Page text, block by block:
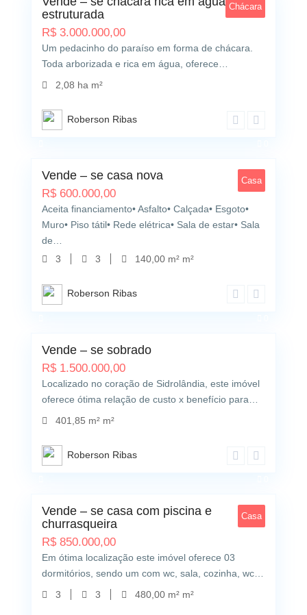
Chácara
estruturada
R$3.000.000,00
Um pedacinho do paraíso em forma de chácara.
Toda arborizada e rica em água, oferece…
2,08 ha m²
Roberson Ribas
Casa
Vende – se casa nova
R$600.000,00
Aceita financiamento• Asfalto• Calçada• Esgoto•
Muro• Piso tátil• Rede elétrica• Sala de estar• Sala
de…
3
3 140,00 m² m²
Roberson Ribas
Vende – se sobrado
R$1.500.000,00
Localizado no coração de Sidrolândia, este imóvel
oferece ótima relação de custo x benefício para…
401,85 m² m²
Roberson Ribas
Casa
Vende – se casa com piscina e
churrasqueira
R$850.000,00
Em ótima localização este imóvel oferece 03
dormitórios, sendo um com wc, sala, cozinha, wc…
3
3 480,00 m² m²